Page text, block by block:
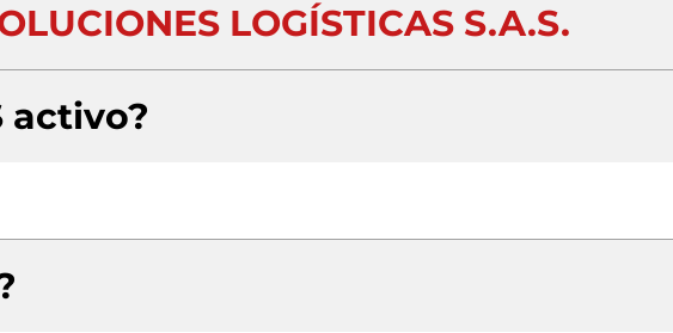
LOGÍSTICAS S.A.S.
activo?